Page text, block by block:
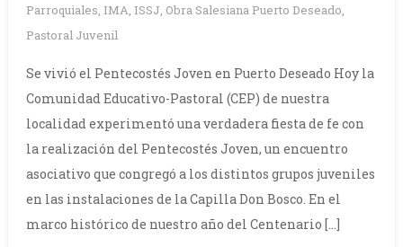
Parroquiales, IMA, ISSJ, Obra Salesiana Puerto Deseado,
Pastoral Juvenil
Se vivió el Pentecostés Joven en Puerto Deseado Hoy la
Comunidad Educativo-Pastoral (CEP) de nuestra
localidad experimentó una verdadera fiesta de fe con
la realización del Pentecostés Joven, un encuentro
asociativo que congregó a los distintos grupos juveniles
en las instalaciones de la Capilla Don Bosco. En el
marco histórico de nuestro año del Centenario […]